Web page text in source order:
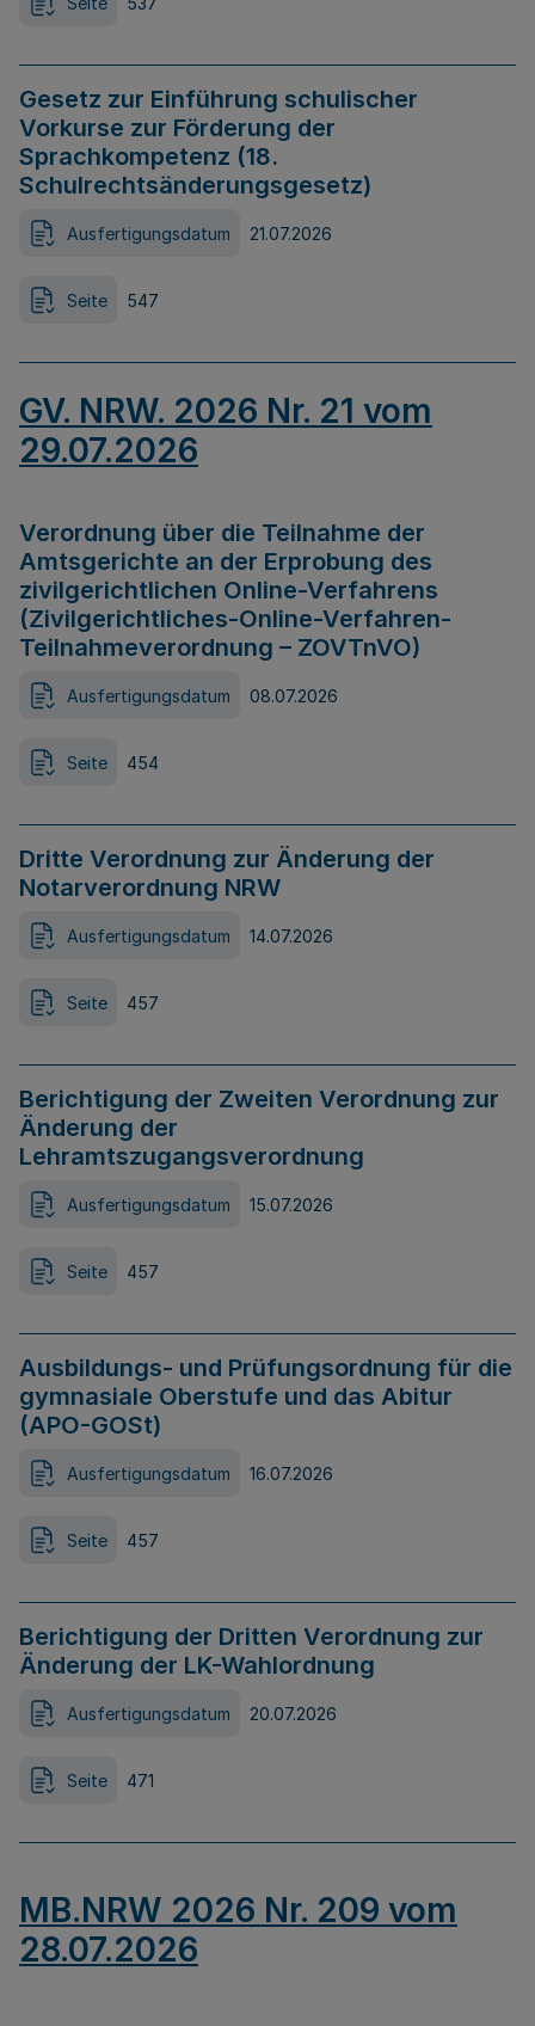
Gesetz zur Einführung schulischer
Vorkurse zur Förderung der
Sprachkompetenz (18.
Schulrechtsänderungsgesetz)
Ausfertigungsdatum 21.07.2026
Seite 547
GV. NRW. 2026 Nr. 21 vom
29.07.2026
Verordnung über die Teilnahme der
Amtsgerichte an der Erprobung des
zivilgerichtlichen Online-Verfahrens
(Zivilgerichtliches-Online-Verfahren-
Teilnahmeverordnung – ZOVTnVO)
Ausfertigungsdatum 08.07.2026
Seite 454
Dritte Verordnung zur Änderung der
Notarverordnung NRW
Ausfertigungsdatum 14.07.2026
Seite 457
Berichtigung der Zweiten Verordnung zur
Änderung der
Lehramtszugangsverordnung
Ausfertigungsdatum 15.07.2026
Seite 457
Ausbildungs- und Prüfungsordnung für die
gymnasiale Oberstufe und das Abitur
(APO-GOSt)
Ausfertigungsdatum 16.07.2026
Seite 457
Berichtigung der Dritten Verordnung zur
Änderung der LK-Wahlordnung
Ausfertigungsdatum 20.07.2026
Seite 471
MB.NRW 2026 Nr. 209 vom
28.07.2026